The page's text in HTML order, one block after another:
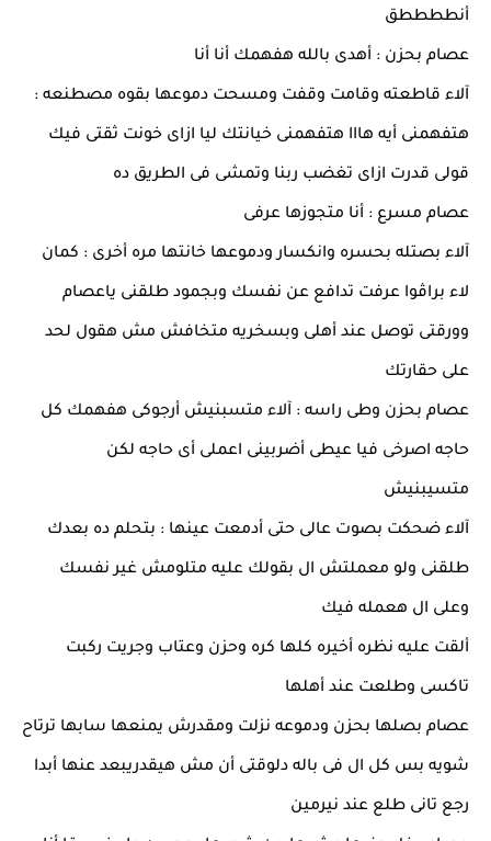
أنططططق
عصام بحزن : أهدى بالله هفهمك أنا أنا
آلاء قاطعته وقامت وقفت ومسحت دموعها بقوه مصطنعه :
هتفهمنى أيه هااا هتفهمنى خيانتك ليا ازاى خونت ثقتى فيك
قولى قدرت ازاى تغضب ربنا وتمشى فى الطريق ده
عصام مسرع : أنا متجوزها عرفى
آلاء بصتله بحسره وانكسار ودموعها خانتها مره أخرى : كمان
لاء براڤوا عرفت تدافع عن نفسك وبجمود طلقنى ياعصام
وورقتى توصل عند أهلى وبسخريه متخافش مش هقول لحد
على حقارتك
عصام بحزن وطى راسه : آلاء متسبنيش أرجوكى هفهمك كل
حاجه اصرخى فيا عيطى أضربينى اعملى أى حاجه لكن
متسيبنيش
آلاء ضحكت بصوت عالى حتى أدمعت عينها : بتحلم ده بعدك
طلقنى ولو معملتش ال بقولك عليه متلومش غير نفسك
وعلى ال هعمله فيك
ألقت عليه نظره أخيره كلها كره وحزن وعتاب وجريت ركبت
تاكسى وطلعت عند أهلها
عصام بصلها بحزن ودموعه نزلت ومقدرش يمنعها سابها ترتاح
شويه بس كل ال فى باله دلوقتى أن مش هيقدريبعد عنها أبدا
رجع تانى طلع عند نيرمين